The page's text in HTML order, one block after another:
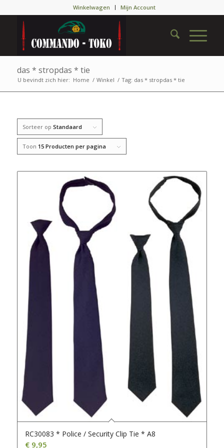
Winkelwagen Mijn Account
das * stropdas * tie
U bevindt zich hier: Home / Winkel / Tag: das * stropdas * tie
Sorteer op Standaard
Toon 15 Producten per pagina
RC30083 * Police / Security Clip Tie * A8
€9,95